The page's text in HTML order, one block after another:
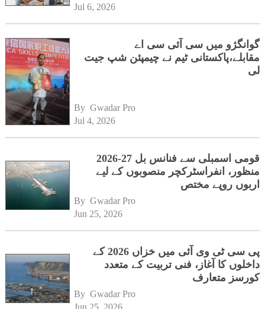
Jul 6, 2026
گوانگژو میں سی آئی سی اے
مقابلے،پاکستانی ٹیم نے چیمپئن شپ جیت
لی
By Gwadar Pro
Jul 4, 2026
قومی اسمبلی سے فنانس بل 27-2026
منظور، انفراسٹرکچر منصوبوں کے لیے
اربوں روپے مختص
By Gwadar Pro
Jun 25, 2026
پی سی ٹی وی آئی میں خزاں 2026 کے
داخلوں کا آغاز، فنی تربیت کے متعدد
کورسز متعارف
By Gwadar Pro